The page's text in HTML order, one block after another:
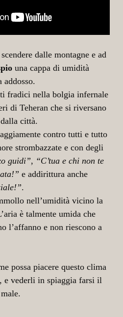
dalle montagne e ad
una cappa di umidità
addosso.
fradici nella bolgia infernale
di Teheran che si riversano
città.
contro tutti e tutto
strombazzate e con degli
guidi”, “C’tua e chi non te
e addirittura anche
.
nell’umidità vicino la
è talmente umida che
l’affanno e non riescono a
possa piacere questo clima
e vederli in spiaggia farsi il